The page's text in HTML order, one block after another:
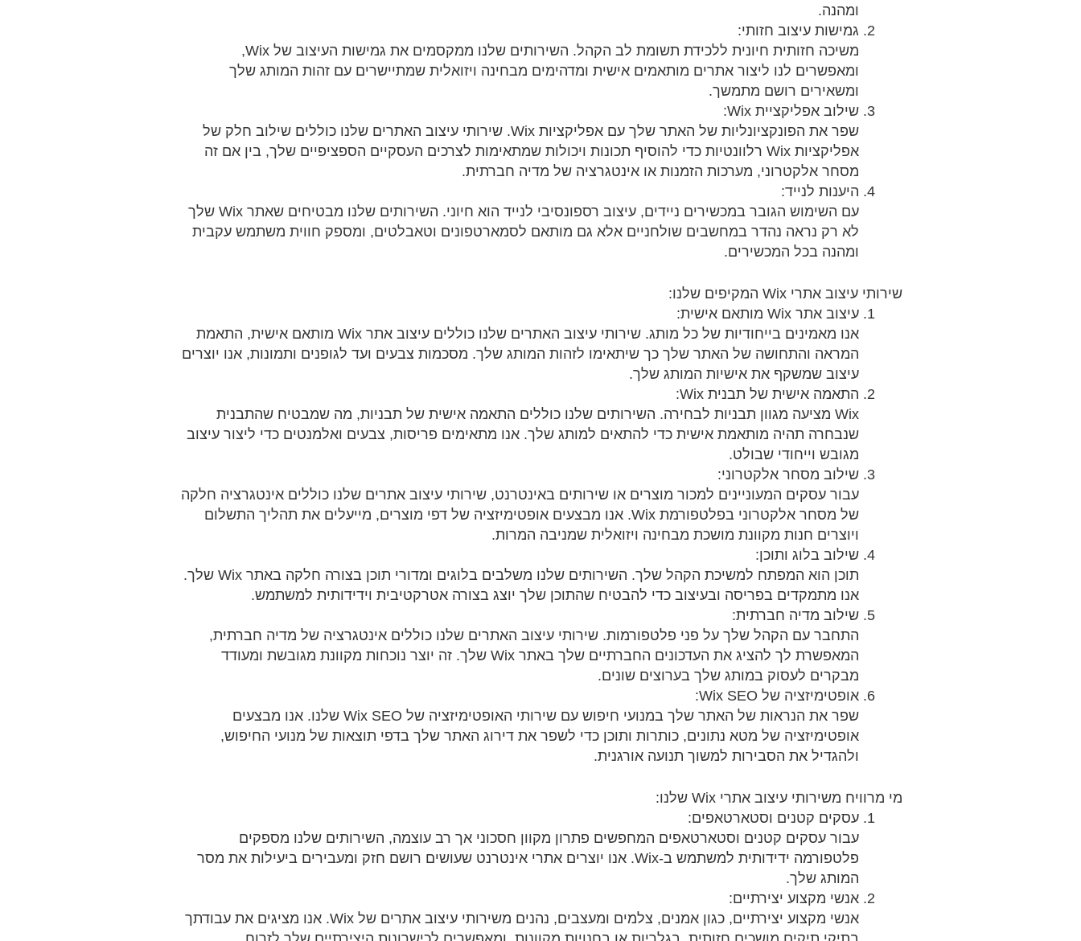
ומהנה.
גמישות עיצוב חזותי:
משיכה חזותית חיונית ללכידת תשומת לב הקהל. השירותים שלנו ממקסמים את גמישות העיצוב של Wix,
ומאפשרים לנו ליצור אתרים מותאמים אישית ומדהימים מבחינה ויזואלית שמתיישרים עם זהות המותג שלך
ומשאירים רושם מתמשך.
שילוב אפליקציית Wix:
שפר את הפונקציונליות של האתר שלך עם אפליקציות Wix. שירותי עיצוב האתרים שלנו כוללים שילוב חלק של
אפליקציות Wix רלוונטיות כדי להוסיף תכונות ויכולות שמתאימות לצרכים העסקיים הספציפיים שלך, בין אם זה
מסחר אלקטרוני, מערכות הזמנות או אינטגרציה של מדיה חברתית.
היענות לנייד:
עם השימוש הגובר במכשירים ניידים, עיצוב רספונסיבי לנייד הוא חיוני. השירותים שלנו מבטיחים שאתר Wix שלך
לא רק נראה נהדר במחשבים שולחניים אלא גם מותאם לסמארטפונים וטאבלטים, ומספק חווית משתמש עקבית
ומהנה בכל המכשירים.
שירותי עיצוב אתרי Wix המקיפים שלנו:
עיצוב אתר Wix מותאם אישית:
אנו מאמינים בייחודיות של כל מותג. שירותי עיצוב האתרים שלנו כוללים עיצוב אתר Wix מותאם אישית, התאמת
המראה והתחושה של האתר שלך כך שיתאימו לזהות המותג שלך. מסכמות צבעים ועד לגופנים ותמונות, אנו יוצרים
עיצוב שמשקף את אישיות המותג שלך.
התאמה אישית של תבנית Wix:
Wix מציעה מגוון תבניות לבחירה. השירותים שלנו כוללים התאמה אישית של תבניות, מה שמבטיח שהתבנית
שנבחרה תהיה מותאמת אישית כדי להתאים למותג שלך. אנו מתאימים פריסות, צבעים ואלמנטים כדי ליצור עיצוב
מגובש וייחודי שבולט.
שילוב מסחר אלקטרוני:
עבור עסקים המעוניינים למכור מוצרים או שירותים באינטרנט, שירותי עיצוב אתרים שלנו כוללים אינטגרציה חלקה
של מסחר אלקטרוני בפלטפורמת Wix. אנו מבצעים אופטימיזציה של דפי מוצרים, מייעלים את תהליך התשלום
ויוצרים חנות מקוונת מושכת מבחינה ויזואלית שמניבה המרות.
שילוב בלוג ותוכן:
תוכן הוא המפתח למשיכת הקהל שלך. השירותים שלנו משלבים בלוגים ומדורי תוכן בצורה חלקה באתר Wix שלך.
אנו מתמקדים בפריסה ובעיצוב כדי להבטיח שהתוכן שלך יוצג בצורה אטרקטיבית וידידותית למשתמש.
שילוב מדיה חברתית:
התחבר עם הקהל שלך על פני פלטפורמות. שירותי עיצוב האתרים שלנו כוללים אינטגרציה של מדיה חברתית,
המאפשרת לך להציג את העדכונים החברתיים שלך באתר Wix שלך. זה יוצר נוכחות מקוונת מגובשת ומעודד
מבקרים לעסוק במותג שלך בערוצים שונים.
אופטימיזציה של Wix SEO:
שפר את הנראות של האתר שלך במנועי חיפוש עם שירותי האופטימיזציה של Wix SEO שלנו. אנו מבצעים
אופטימיזציה של מטא נתונים, כותרות ותוכן כדי לשפר את דירוג האתר שלך בדפי תוצאות של מנועי החיפוש,
ולהגדיל את הסבירות למשוך תנועה אורגנית.
מי מרוויח משירותי עיצוב אתרי Wix שלנו:
עסקים קטנים וסטארטאפים:
עבור עסקים קטנים וסטארטאפים המחפשים פתרון מקוון חסכוני אך רב עוצמה, השירותים שלנו מספקים
פלטפורמה ידידותית למשתמש ב-Wix. אנו יוצרים אתרי אינטרנט שעושים רושם חזק ומעבירים ביעילות את מסר
המותג שלך.
אנשי מקצוע יצירתיים:
אנשי מקצוע יצירתיים, כגון אמנים, צלמים ומעצבים, נהנים משירותי עיצוב אתרים של Wix. אנו מציגים את עבודתך